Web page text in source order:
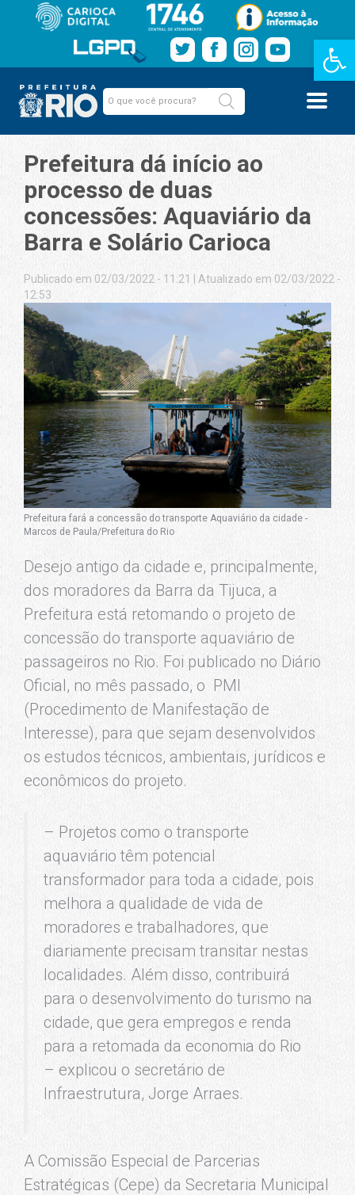
Barra de
Prefeitura dá início ao
processo de duas
concessões: Aquaviário da
Barra e Solário Carioca
Publicado em 02/03/2022 - 11:21
Atualizado em 02/03/2022 -
12:53
Prefeitura fará a concessão do transporte Aquaviário da cidade -
Marcos de Paula/Prefeitura do Rio
Desejo antigo da cidade e, principalmente,
dos moradores da Barra da Tijuca, a
Prefeitura está retomando o projeto de
concessão do transporte aquaviário de
passageiros no Rio. Foi publicado no Diário
Oficial, no mês passado, o PMI
(Procedimento de Manifestação de
Interesse), para que sejam desenvolvidos
os estudos técnicos, ambientais, jurídicos e
econômicos do projeto.
– Projetos como o transporte
aquaviário têm potencial
transformador para toda a cidade, pois
melhora a qualidade de vida de
moradores e trabalhadores, que
diariamente precisam transitar nestas
localidades. Além disso, contribuirá
para o desenvolvimento do turismo na
cidade, que gera empregos e renda
para a retomada da economia do Rio
– explicou o secretário de
Infraestrutura, Jorge Arraes.
A Comissão Especial de Parcerias
Estratégicas (Cepe) da Secretaria Municipal